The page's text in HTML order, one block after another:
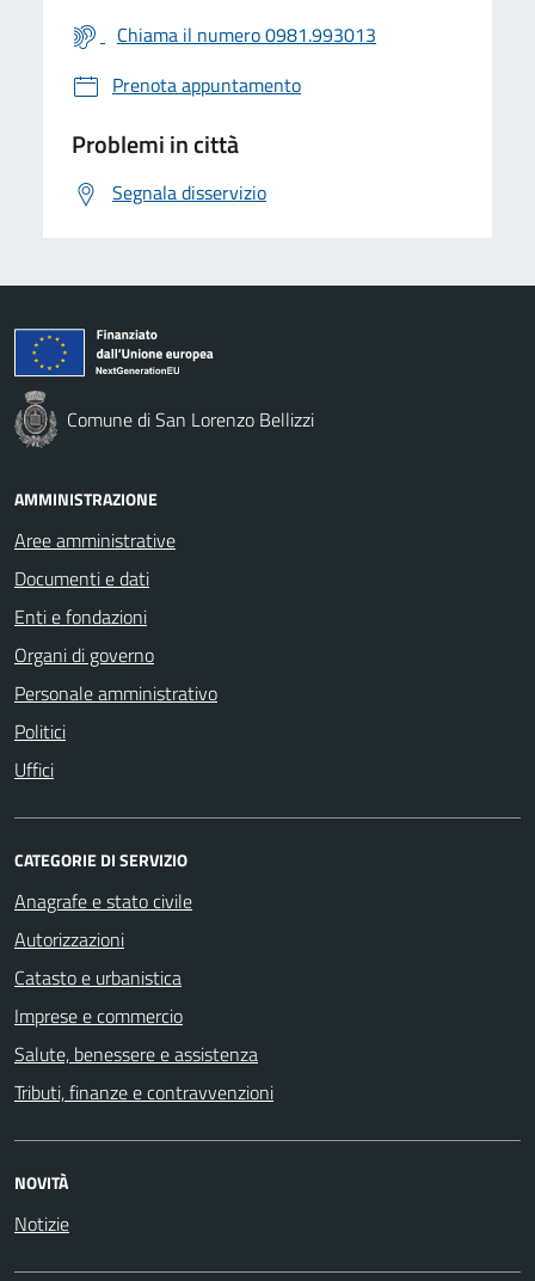
Chiama il numero 0981.993013
Prenota appuntamento
Problemi in città
Segnala disservizio
Comune di San Lorenzo Bellizzi
AMMINISTRAZIONE
Aree amministrative
Documenti e dati
Enti e fondazioni
Organi di governo
Personale amministrativo
Politici
Uffici
CATEGORIE DI SERVIZIO
Anagrafe e stato civile
Autorizzazioni
Catasto e urbanistica
Imprese e commercio
Salute, benessere e assistenza
Tributi, finanze e contravvenzioni
NOVITÀ
Notizie